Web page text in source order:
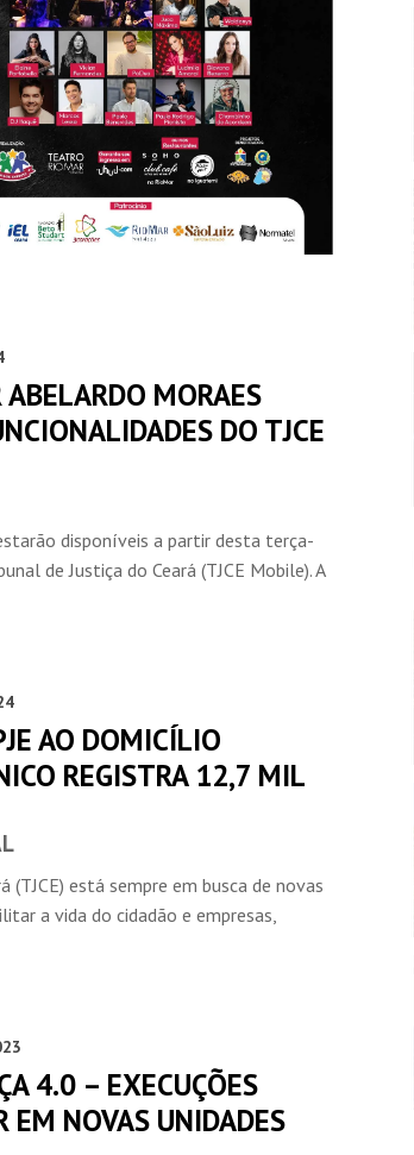
SEXTA-FEIRA, À
DOS
(TJCE) conclui neste final de semana o
do Projeto de Expansão do
MORAES
DO TJCE
disponíveis a partir desta terça-
de Justiça do Ceará (TJCE Mobile). A
AO DOMICÍLIO
REGISTRA 12,7 MIL
(TJCE) está sempre em busca de novas
a vida do cidadão e empresas,
4.0 – EXECUÇÕES
EM NOVAS UNIDADES